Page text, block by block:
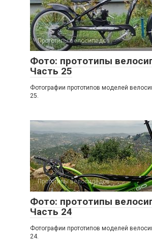
Прототипы велосипедов
Фото: прототипы
Часть 25
Фотографии прототипов моделей
25.
Прототипы велосипедов
Фото: прототипы
Часть 24
Фотографии прототипов моделей
24.